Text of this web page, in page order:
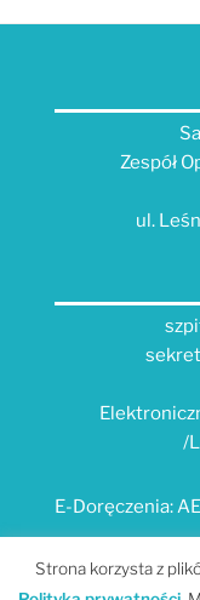
Zespół
ul.
/
E-Doręczenia:
Strona korzysta z